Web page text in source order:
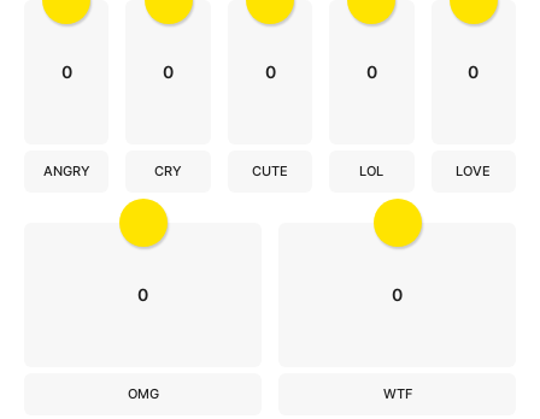
0
ANGRY
0
CRY
0
CUTE
0
LOL
0
LOVE
0
OMG
0
WTF